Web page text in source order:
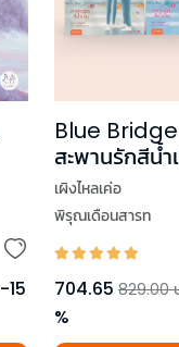
-15
Blue Bridge
สะพานรักสีน้ำ
เล่ม 1-2 (2 เล่
เผิงไหลเค่อ
พิรุณเดือนสารท
704.65 829.00
%